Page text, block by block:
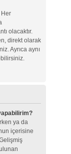
Her
olacaktır.
direkt olarak
Ayrıca aynı
ya da
içerisine